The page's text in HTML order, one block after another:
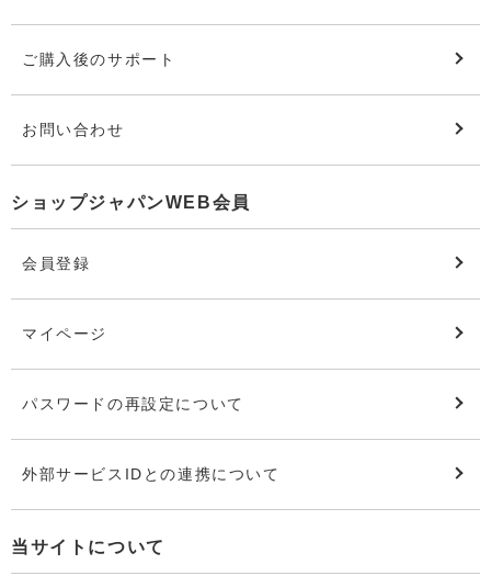
ご購入後のサポート
お問い合わせ
ショップジャパンWEB会員
会員登録
マイページ
パスワードの再設定について
外部サービスIDとの連携について
当サイトについて